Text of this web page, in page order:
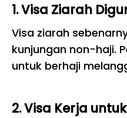
1. Visa Ziarah
Visa ziarah
kunjungan non-haji.
untuk berhaji
2. Visa Kerja